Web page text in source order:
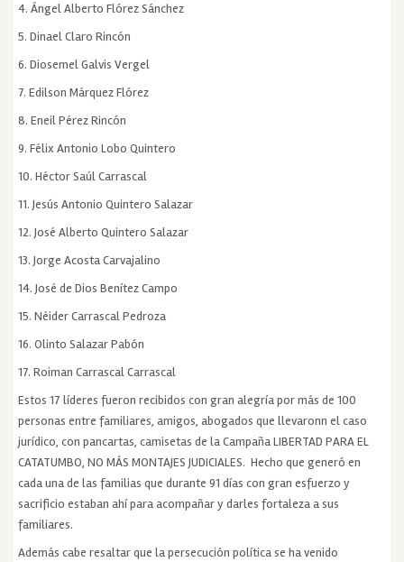
4. Ángel Alberto Flórez Sánchez
5. Dinael Claro Rincón
6. Diosemel Galvis Vergel
7. Edilson Márquez Flórez
8. Eneil Pérez Rincón
9. Félix Antonio Lobo Quintero
10. Héctor Saúl Carrascal
11. Jesús Antonio Quintero Salazar
12. José Alberto Quintero Salazar
13. Jorge Acosta Carvajalino
14. José de Dios Benítez Campo
15. Néider Carrascal Pedroza
16. Olinto Salazar Pabón
17. Roiman Carrascal Carrascal
Estos 17 líderes fueron recibidos con gran alegría por más de 100
personas entre familiares, amigos, abogados que llevaronn el caso
jurídico, con pancartas, camisetas de la Campaña LIBERTAD PARA EL
CATATUMBO, NO MÁS MONTAJES JUDICIALES. Hecho que generó en
cada una de las familias que durante 91 días con gran esfuerzo y
sacrificio estaban ahí para acompañar y darles fortaleza a sus
familiares.
Además cabe resaltar que la persecución política se ha venido